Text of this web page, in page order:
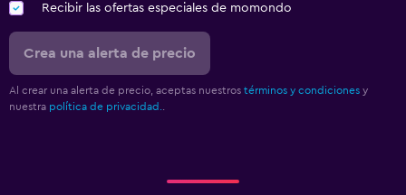
Recibir las ofertas especiales de momondo
Crea una alerta de precio
Al crear una alerta de precio, aceptas nuestros términos y condiciones y
nuestra política de privacidad.